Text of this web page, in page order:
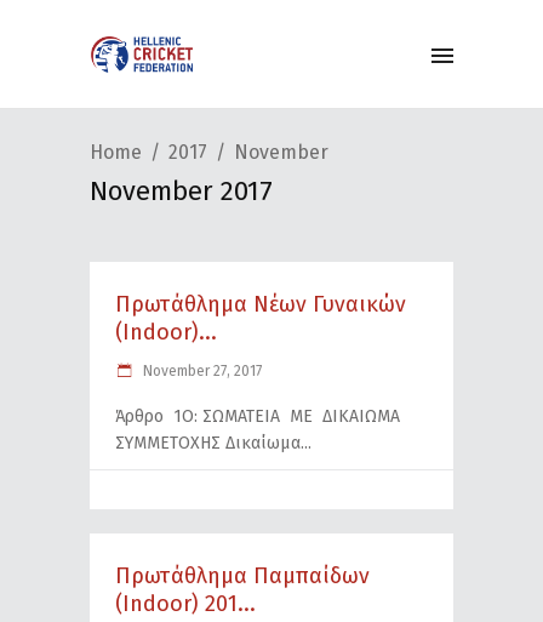
Home 2017 November
November 2017
Πρωτάθλημα Νέων Γυναικών
(Indoor)...
November 27, 2017
Άρθρο 1Ο: ΣΩΜΑΤΕΙΑ ΜΕ ΔΙΚΑΙΩΜΑ
ΣΥΜΜΕΤΟΧΗΣ Δικαίωμα
Πρωτάθλημα Παμπαίδων
(Indoor) 201...